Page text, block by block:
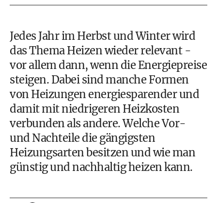
Jedes Jahr im Herbst und Winter wird
das Thema Heizen wieder relevant -
vor allem dann, wenn die Energiepreise
steigen. Dabei sind manche Formen
von Heizungen energiesparender und
damit mitniedrigeren Heizkosten
verbunden als andere. Welche Vor-
und Nachteile die gängigsten
Heizungsarten besitzen und wie man
günstig und nachhaltig heizen kann.